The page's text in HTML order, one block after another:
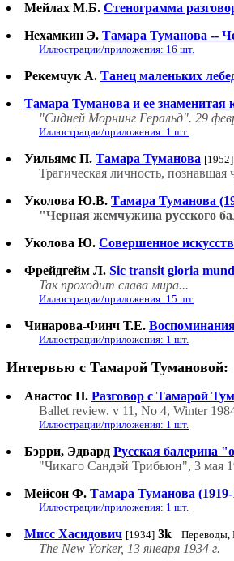
Мейлах М.Б. Стенограмма
Нехамкин Э. Тамара Туманова --
Иллюстрации/приложения: 16 шт.
Рекемчук А. Танец маленьких
Тамара Туманова и ее знаменитая
"Сидней Морнинг Геральд". 29
Иллюстрации/приложения: 1 шт.
Уильямс П. Тамара Туманова [1952]
Трагическая личность, познавшая
Уколова Ю.В. Тамара Туманова
"Черная жемчужина русского
Уколова Ю. Совершенное
Фрейдгейм Л. Sic transit gloria
Так проходит слава мира...
Иллюстрации/приложения: 15 шт.
Чинарова-Финч Т.Е.
Иллюстрации/приложения: 1 шт.
Интервью с Тамарой Тумановой:
Анастос П. Разговор с Тамарой
Ballet review. v 11, No 4, Winter
Иллюстрации/приложения: 1 шт.
Бэрри, Эдвард Русская балерина
"Чикаго Сандэй Трибьюн", 3 мая
Мейсон Ф. Тамара Туманова (1919-
Иллюстрации/приложения: 1 шт.
Мисс Хасидович [1934] 3k Переводы,
The New Yorker, 13 января 1934 г.